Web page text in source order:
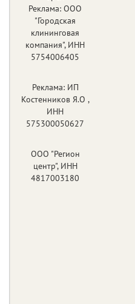
Реклама: ООО
"Городская
клининговая
компания", ИНН
5754006405
Реклама: ИП
Костенников Я.О ,
ИНН
575300050627
ООО "Регион
центр", ИНН
4817003180